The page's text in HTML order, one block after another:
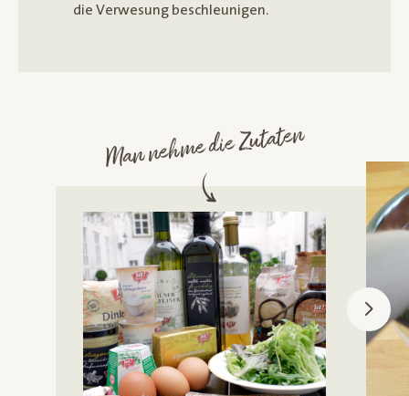
die Verwesung beschleunigen.
Man nehme die Zutaten